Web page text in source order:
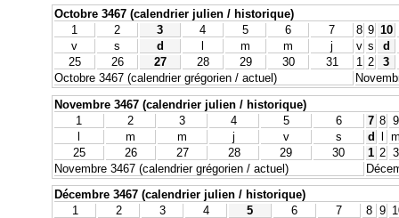
Octobre 3467 (calendrier julien / historique)
1
2 3 4 5 6 7 8 9 10
v
s d m m j v s
d
25
26 27 28 29 30 31 1 2
3
Octobre 3467 (calendrier grégorien / actuel)
Novembre 3467 (calendrier julien / historique)
1
2 3 4 5 6 7 8 9
l
m m j v s d l
25
26 27 28 29 30 1 2 3
Novembre 3467 (calendrier grégorien / actuel)
Décembre 3467 (calendrier julien / historique)
1
2 3 4 5 6 7 8 9